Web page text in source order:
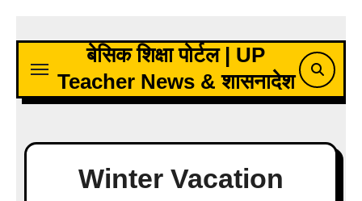
content
बेसिक शिक्षा पोर्टल | UP
Teacher News & शासनादेश
Winter Vacation